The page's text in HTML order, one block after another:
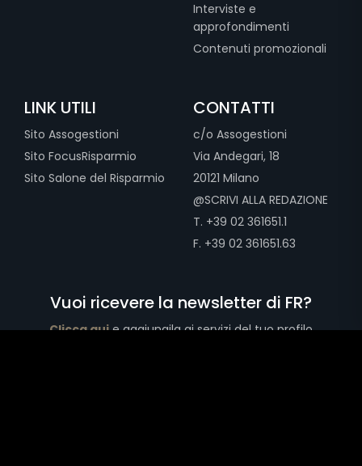
Interviste e
approfondimenti
Contenuti promozionali
LINK UTILI
Sito Assogestioni
Sito FocusRisparmio
Sito Salone del Risparmio
CONTATTI
c/o Assogestioni
Via Andegari, 18
20121 Milano
@SCRIVI ALLA REDAZIONE
T. +39 02 361651.1
F. +39 02 361651.63
Vuoi ricevere la newsletter di FR?
Clicca quie aggiungila ai servizi del tuo profilo